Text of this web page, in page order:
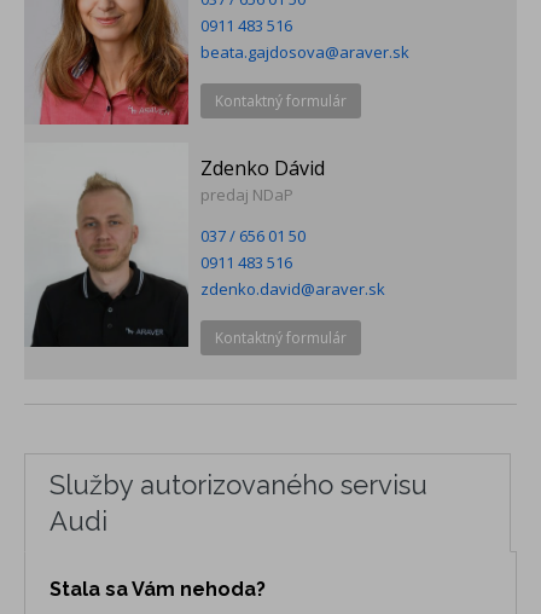
0911 483 516
beata.gajdosova@araver.sk
Kontaktný formulár
Zdenko Dávid
predaj NDaP
037 / 656 01 50
0911 483 516
zdenko.david@araver.sk
Kontaktný formulár
Služby autorizovaného servisu
Audi
Stala sa Vám nehoda?